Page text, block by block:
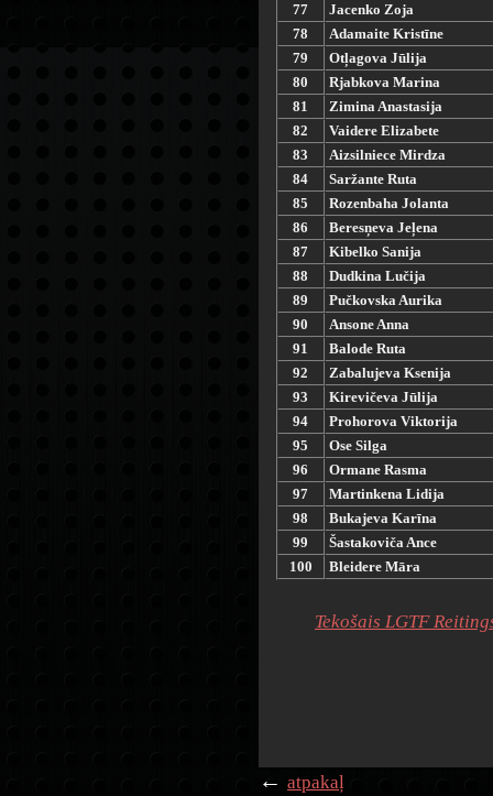
77
Jacenko Zoja
78
Adamaite Kristīne
79
Otļagova Jūlija
80
Rjabkova Marina
81
Zimina Anastasija
82
Vaidere Elizabete
83
Aizsilniece Mirdza
84
Saržante Ruta
85
Rozenbaha Jolanta
86
Beresņeva Jeļena
87
Kibelko Sanija
88
Dudkina Lučija
89
Pučkovska Aurika
90
Ansone Anna
91
Balode Ruta
92
Zabalujeva Ksenija
93
Kirevičeva Jūlija
94
Prohorova Viktorija
95
Ose Silga
96
Ormane Rasma
97
Martinkena Lidija
98
Bukajeva Karīna
99
Šastakoviča Ance
100
Bleidere Māra
Tekošais LGTF
← atpakaļ